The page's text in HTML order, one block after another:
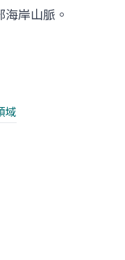
岸山脈。
域